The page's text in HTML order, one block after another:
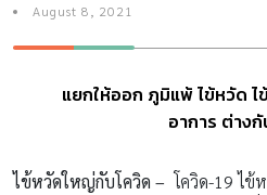
August 8, 2021
แยกให้ออก ภูมิแพ้ ไข้หวัด
อาการ ต่างกั
ไข้หวัดใหญ่กับโควิด – โควิด-19 ไ